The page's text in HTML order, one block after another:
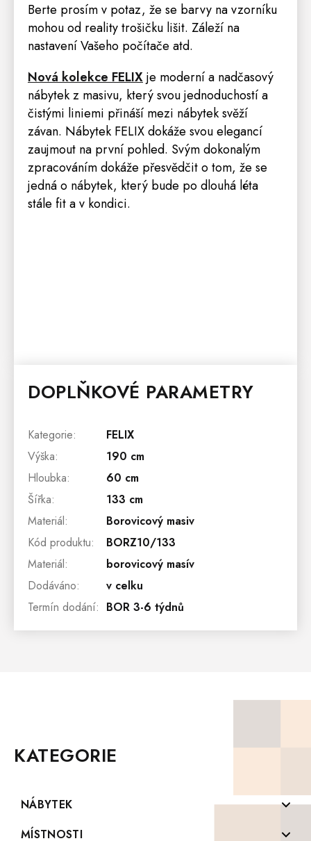
Berte prosím v potaz, že se barvy na vzorníku
mohou od reality trošičku lišit. Záleží na
nastavení Vašeho počítače atd.
Nová kolekce FELIXje moderní a nadčasový
nábytek z masivu, který svou jednoduchostí a
čistými liniemi přináší mezi nábytek svěží
závan. Nábytek FELIX dokáže svou elegancí
zaujmout na první pohled. Svým dokonalým
zpracováním dokáže přesvědčit o tom, že se
jedná o nábytek, který bude po dlouhá léta
stále fit a v kondici.
DOPLŇKOVÉ PARAMETRY
Kategorie:
FELIX
Výška:
190 cm
Hloubka:
60 cm
Šířka:
133 cm
Materiál:
Borovicový masiv
Kód produktu:
BORZ10/133
Materiál:
borovicový masív
Dodáváno:
v celku
Termín dodání: BOR 3-6 týdnů
KATEGORIE
NÁBYTEK
Komody z masivu
MÍSTNOSTI